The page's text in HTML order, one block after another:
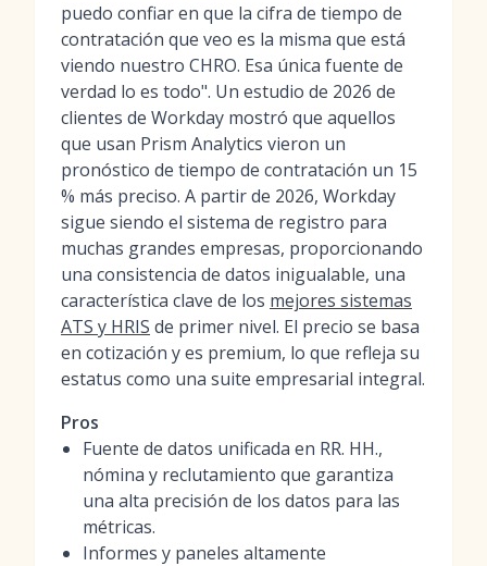
puedo confiar en que la cifra de tiempo de
contratación que veo es la misma que está
viendo nuestro CHRO. Esa única fuente de
verdad lo es todo". Un estudio de 2026 de
clientes de Workday mostró que aquellos
que usan Prism Analytics vieron un
pronóstico de tiempo de contratación un 15
% más preciso. A partir de 2026, Workday
sigue siendo el sistema de registro para
muchas grandes empresas, proporcionando
una consistencia de datos inigualable, una
característica clave de los mejores sistemas
ATS y HRIS de primer nivel. El precio se basa
en cotización y es premium, lo que refleja su
estatus como una suite empresarial integral.
Pros
Fuente de datos unificada en RR. HH.,
nómina y reclutamiento que garantiza
una alta precisión de los datos para las
métricas.
Informes y paneles altamente